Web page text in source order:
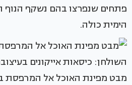
פתחים שנפרצו בהם נשקף
הימית כולה.
מבט מפינת האוכל אל המרפסת